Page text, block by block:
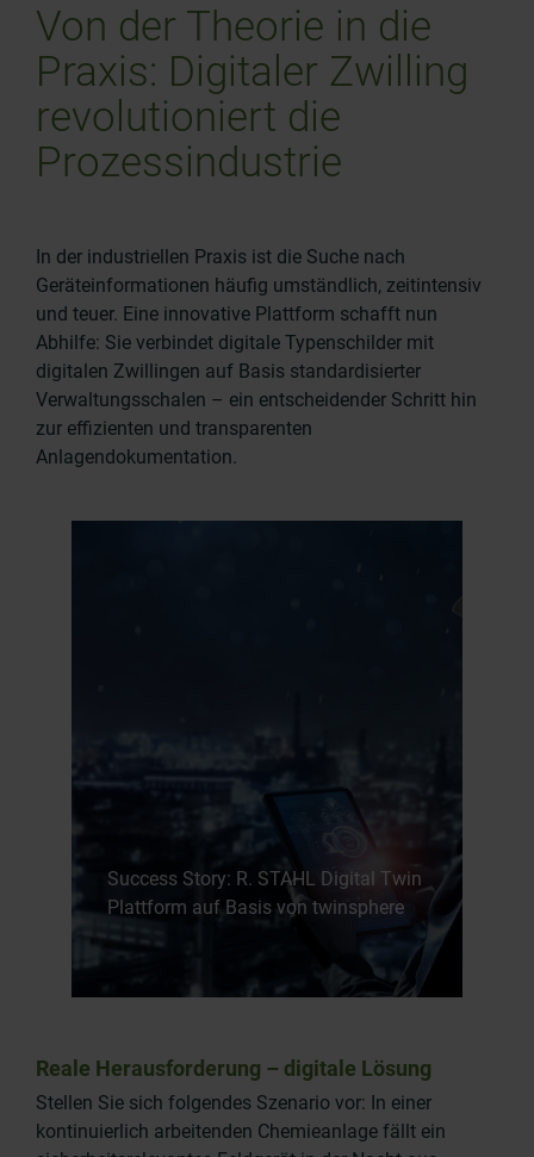
Von der Theorie in die
Praxis: Digitaler Zwilling
revolutioniert die
Prozessindustrie
In der industriellen Praxis ist die Suche nach
Geräteinformationen häufig umständlich, zeitintensiv
und teuer. Eine innovative Plattform schafft nun
Abhilfe: Sie verbindet digitale Typenschilder mit
digitalen Zwillingen auf Basis standardisierter
Verwaltungsschalen – ein entscheidender Schritt hin
zur effizienten und transparenten
Anlagendokumentation.
Success Story: R. STAHL Digital Twin
Plattform auf Basis von twinsphere
Reale Herausforderung – digitale Lösung
Stellen Sie sich folgendes Szenario vor: In einer
kontinuierlich arbeitenden Chemieanlage fällt ein